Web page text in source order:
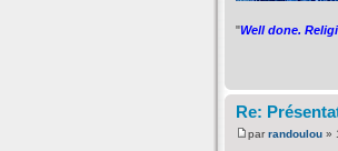
"Well done.
Re:
parrandoulou »